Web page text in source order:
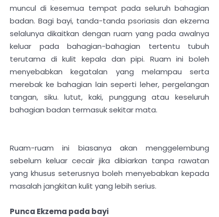
muncul di kesemua tempat pada seluruh bahagian
badan. Bagi bayi, tanda-tanda psoriasis dan ekzema
selalunya dikaitkan dengan ruam yang pada awalnya
keluar pada bahagian-bahagian tertentu tubuh
terutama di kulit kepala dan pipi. Ruam ini boleh
menyebabkan kegatalan yang melampau serta
merebak ke bahagian lain seperti leher, pergelangan
tangan, siku. lutut, kaki, punggung atau keseluruh
bahagian badan termasuk sekitar mata.
Ruam-ruam ini biasanya akan menggelembung
sebelum keluar cecair jika dibiarkan tanpa rawatan
yang khusus seterusnya boleh menyebabkan kepada
masalah jangkitan kulit yang lebih serius.
Punca Ekzema pada bayi